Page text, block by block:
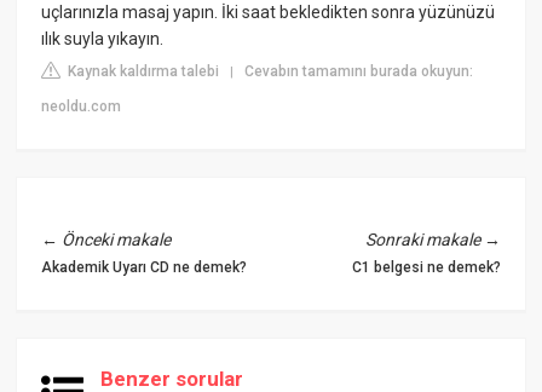
uçlarınızla masaj yapın. İki saat bekledikten sonra yüzünüzü
ılık suyla yıkayın.
Kaynak kaldırma talebi |Cevabın tamamını burada okuyun:
neoldu.com
← Önceki makale
Akademik Uyarı CD ne demek?
Sonraki makale→
C1 belgesi ne demek?
Benzer sorular